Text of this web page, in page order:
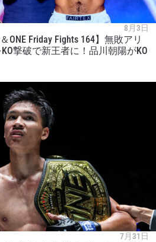
8月3日
ONE Friday Fights 164】無敗アリ
撃破で新王者に！品川朝陽がKO
7月31日